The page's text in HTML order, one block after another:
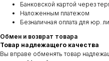
Банковской картой через
Наложенным платежом
Безналичная оплата для юр.
Обмен и возврат товара
Товар надлежащего качества
Вы вправе обменять товар